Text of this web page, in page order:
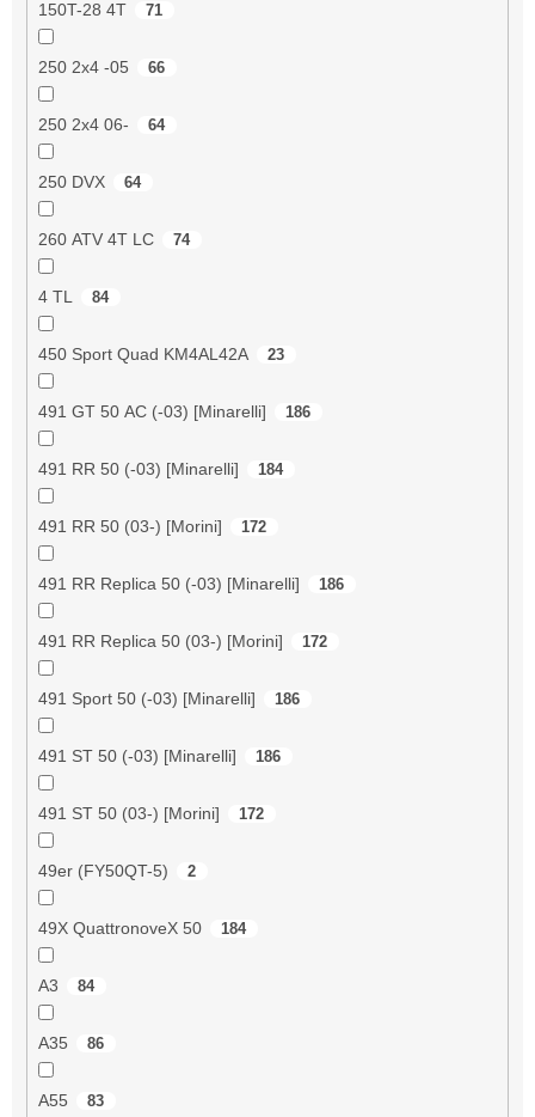
150T-28 4T 71
250 2x4 -05 66
250 2x4 06- 64
250 DVX 64
260 ATV 4T LC 74
4 TL 84
450 Sport Quad KM4AL42A 23
491 GT 50 AC (-03) [Minarelli] 186
491 RR 50 (-03) [Minarelli] 184
491 RR 50 (03-) [Morini] 172
491 RR Replica 50 (-03) [Minarelli] 186
491 RR Replica 50 (03-) [Morini] 172
491 Sport 50 (-03) [Minarelli] 186
491 ST 50 (-03) [Minarelli] 186
491 ST 50 (03-) [Morini] 172
49er (FY50QT-5) 2
49X QuattronoveX 50 184
A3 84
A35 86
A55 83